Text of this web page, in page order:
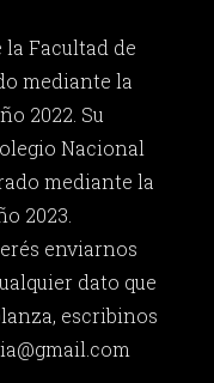
la Facultad de
mediante la
2022. Su
Nacional
mediante la
2023.
enviarnos
dato que
escribinos